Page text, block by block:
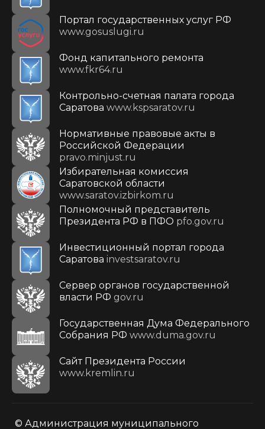
Портал государственных услуг РФ
www.gosuslugi.ru
Фонд капитального ремонта
www.fkr64.ru
Контрольно-счетная палата города
Саратова www.kspsaratov.ru
Нормативные правовые акты в
Российской Федерации
pravo.minjust.ru
Избирательная комиссия
Саратовской области
www.saratov.izbirkom.ru
Полномочный представитель
Президента РФ в ПФО pfo.gov.ru
Инвестиционный портал города
Саратова investsaratov.ru
Сервер органов государственной
власти РФ gov.ru
Государственная Дума Федерального
Собрания РФ www.duma.gov.ru
Cайт Президента России
www.kremlin.ru
© Администрация муниципального